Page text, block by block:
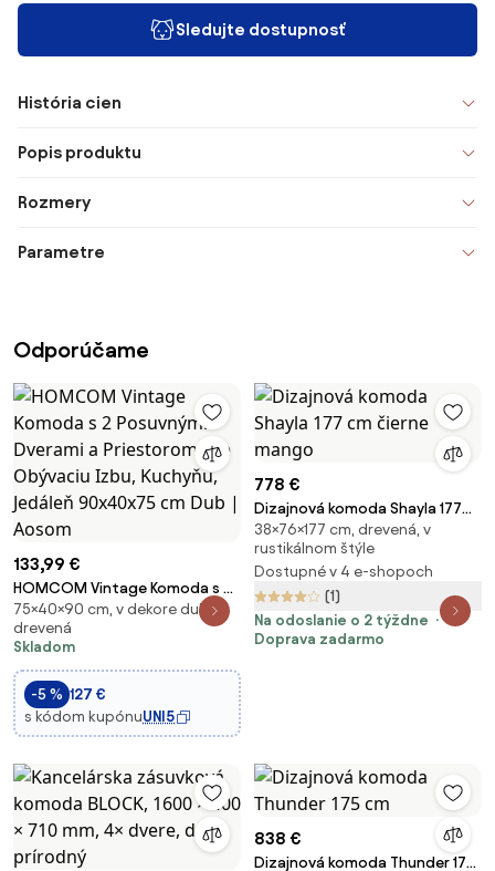
Sledujte dostupnosť
História cien
Popis produktu
Rozmery
Parametre
Odporúčame
133,99 €
HOMCOM Vintage Komoda s 2
Posuvnými Dverami a
Priestorom pre Obývaciu Izbu,
Kuchyňu, Jedáleň 90x40x75 cm
Dub | Aosom
75×40×90 cm, v dekore dub,
drevená
Skladom
-5 % 127 €
s kódom kupónuUNI5
778 €
Dizajnová komoda Shayla 177
cm čierne mango
38×76×177 cm, drevená, v
rustikálnom štýle
Dostupné v 4 e-shopoch
(1)
Na odoslanie o 2 týždne
Doprava zadarmo
838 €
Dizajnová komoda Thunder 175